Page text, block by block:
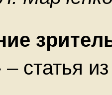
– статья